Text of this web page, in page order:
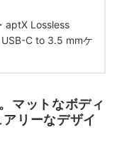
aptX Lossless
C to 3.5 mmケ
マットなボディ
リーなデザイ